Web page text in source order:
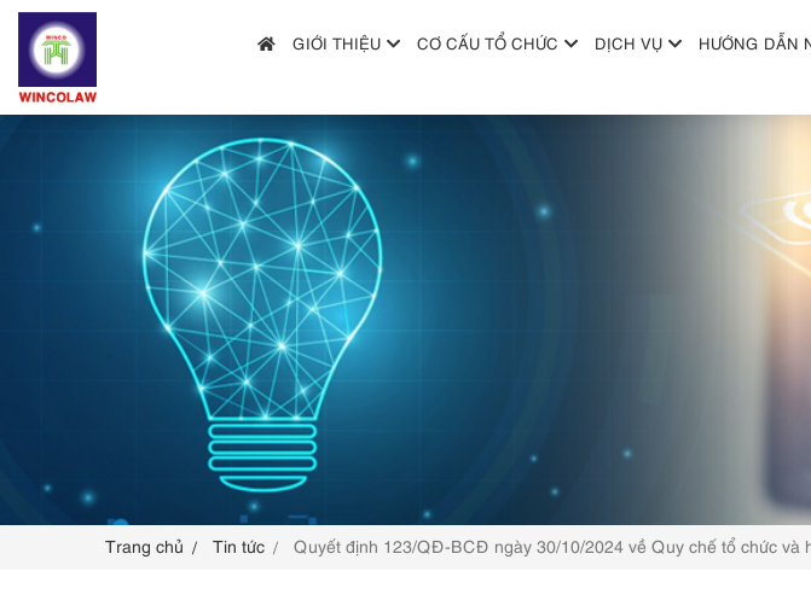
CƠ CẤU TỔ CHỨC
HƯỚNG DẪN NỘP ĐƠN
TRA CỨU SỞ HỮU TRÍ TUỆ
TIN TỨC & VĂN BẢN PHÁP LUẬT
HỎI ĐÁP
GIỚI THIỆU CƠ CẤU TỔ CHỨC DỊCH VỤ HƯỚNG DẪN
Trang chủ Tin tức Quyết định 123/QĐ-BCĐ ngày 30/10/2024 về Quy chế tổ chức và